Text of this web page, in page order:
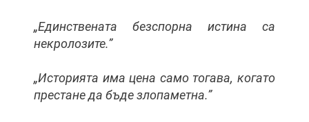
„Единствената безспорна истина са
некролозите.”
„Историята има цена само тогава, когато
престане да бъде злопаметна.”